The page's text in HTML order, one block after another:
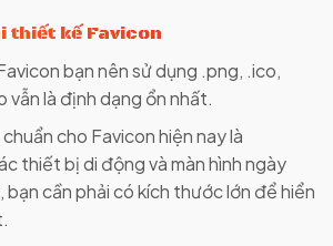
thiết kế Favicon
bạn nên sử dụng .png, .ico,
vẫn là định dạng ổn nhất.
cho Favicon hiện nay là
thiết bị di động và màn hình ngày
cần phải có kích thước lớn để hiển